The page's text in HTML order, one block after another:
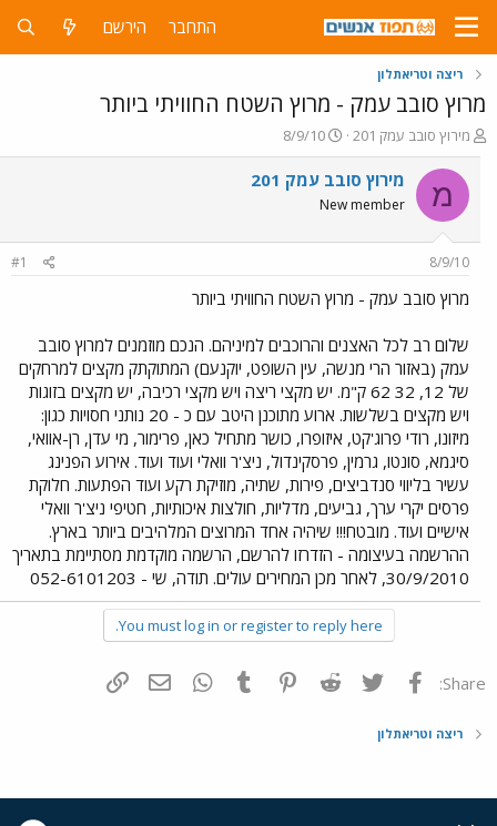
התחבר הירשם
ריצה וטריאתלון
מרוץ סובב עמק - מרוץ השטח החוויתי ביותר
פ
ו
ת
ח
ה
ו
ש
א
מירוץ סובב עמק 201
פ
ו
ר
ם
ר
8/9/10
מ מירוץ סובב עמק 201
New member
8/9/10
#1
מרוץ סובב עמק - מרוץ השטח החוויתי ביותר
שלום רב לכל האצנים והרוכבים למיניהם. הנכם מוזמנים למרוץ סובב
עמק (באזור הרי מנשה, עין השופט, יוקנעם) המתוקתק מקצים למרחקים
של 12, 32 62 ק"מ. יש מקצי ריצה ויש מקצי רכיבה, יש מקצים בזוגות
ויש מקצים בשלשות. ארוע מתוכנן היטב עם כ - 20 נותני חסויות כגון:
מיזונו, רודי פרוג'קט, איזופרו, כושר מתחיל כאן, פרימור, מי עדן, רן-אוואי,
סיגמא, סונטו, גרמין, פרסקינדול, ניצ'ר וואלי ועוד ועוד. אירוע הפנינג
עשיר בליווי סנדביצים, פירות, שתיה, מוזיקת רקע ועוד הפתעות. חלוקת
פרסים יקרי ערך, גביעים, מדליות, חולצות איכותיות, חטיפי ניצ'ר וואלי
אישיים ועוד. מובטח!!! שיהיה אחד המרוצים המלהיבים ביותר בארץ.
ההרשמה בעיצומה - הזדרזו להרשם, הרשמה מוקדמת מסתיימת בתאריך
30/9/2010, לאחר מכן המחירים עולים. תודה, שי - 052-6101203
You must log in or register to reply here.
Share: פייסבוק Twitter
Reddit
Pinterest
Tumblr
WhatsAppדואר אלקטרוני
ריצה וטריאתלון